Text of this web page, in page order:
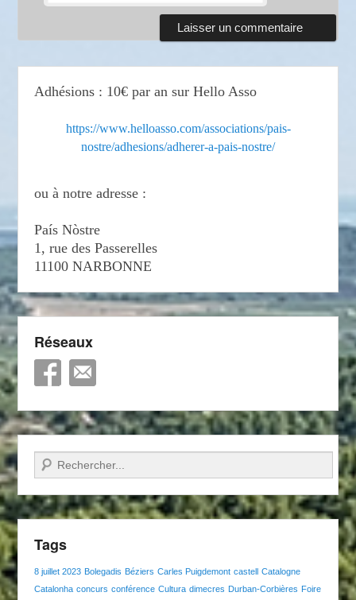
Adhésions : 10€ par an sur Hello Asso
https://www.helloasso.com/associations/pais-
nostre/adhesions/adherer-a-pais-nostre/
ou à notre adresse :
País Nòstre
1, rue des Passerelles
11100 NARBONNE
Réseaux
Recherche
Tags
8 juillet 2023 Bolegadis Béziers Carles Puigdemont castell Catalogne
Catalonha concurs conférence Cultura dimecres Durban-Corbières Foire